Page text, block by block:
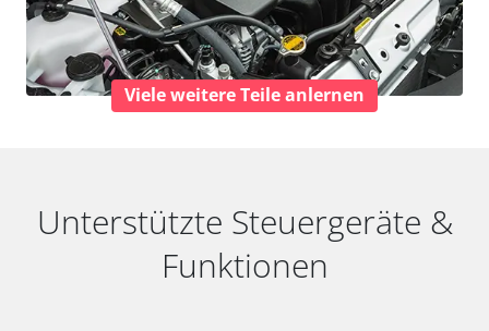
Viele weitere Teile anlernen
Unterstützte Steuergeräte &
Funktionen